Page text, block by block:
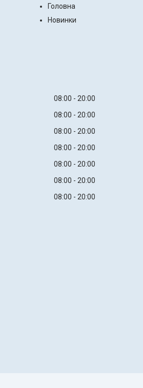
Головна
Новинки
08:00
20:00
08:00
20:00
08:00
20:00
08:00
20:00
08:00
20:00
08:00
20:00
08:00 20:00